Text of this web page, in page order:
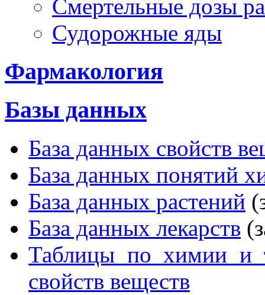
Смертельные дозы
Судорожные яды
Фармакология
Базы данных
База данных свойств
База данных понятий
База данных растений
База данных лекарств
Таблицы по химии и
свойств веществ